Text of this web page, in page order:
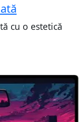
cu o estetică